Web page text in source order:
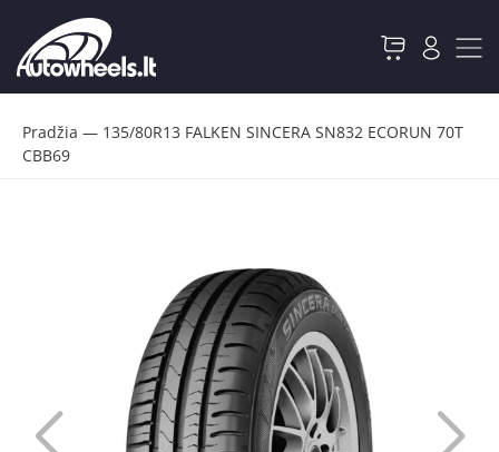
Pradžia — 135/80R13 FALKEN SINCERA SN832 ECORUN 70T
CBB69